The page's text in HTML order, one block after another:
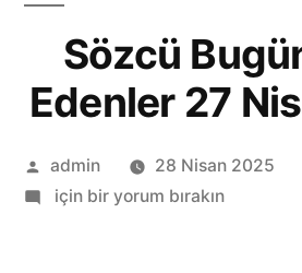
Sözcü
Edenler 27
admin
28 Nisan 2025
için bir yorum bırakın